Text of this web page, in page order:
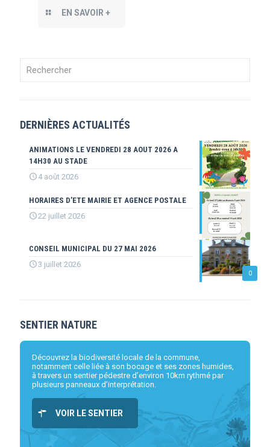
EN SAVOIR +
DERNIÈRES ACTUALITÉS
ANIMATIONS LE VENDREDI 28 AOUT 2026 A
14H30 AU STADE
4 août 2026
HORAIRES D’ETE MAIRIE ET AGENCE POSTALE
22 juillet 2026
0
CONSEIL MUNICIPAL DU 27 MAI 2026
3 juillet 2026
SENTIER NATURE
Découvrez la biodiversité locale de la commune,
notamment celle liée à son bocage et ses zones humides,
à travers un sentier pédestre d’environ 10km rythmé par
plusieurs panneaux d’interprétation.
VOIR LE SENTIER